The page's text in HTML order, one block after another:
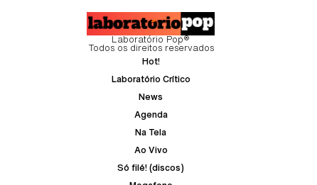
Laboratório Pop®
Todos os direitos reservados
Hot!
Laboratório Crítico
News
Agenda
Na Tela
Ao Vivo
Só filé! (discos)